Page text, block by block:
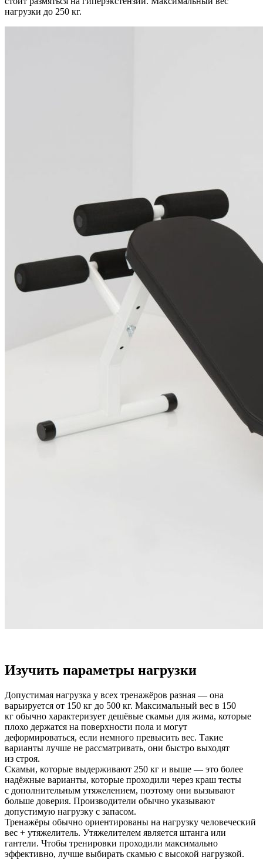
нагрузки до 250 кг.
Изучить параметры нагрузки
Допустимая нагрузка у всех тренажёров разная — она
варьируется от 150 кг до 500 кг. Максимальный вес в 150
кг обычно характеризует дешёвые скамьи для жима, которые
плохо держатся на поверхности пола и могут
деформироваться, если немного превысить вес. Такие
варианты лучше не рассматривать, они быстро выходят
из строя.
Скамьи, которые выдерживают 250 кг и выше — это более
надёжные варианты, которые проходили через краш тесты
с дополнительным утяжелением, поэтому они вызывают
больше доверия. Производители обычно указывают
допустимую нагрузку с запасом.
Тренажёры обычно ориентированы на нагрузку человеческий
вес + утяжелитель. Утяжелителем является штанга или
гантели. Чтобы тренировки проходили максимально
эффективно, лучше выбирать скамью с высокой нагрузкой.